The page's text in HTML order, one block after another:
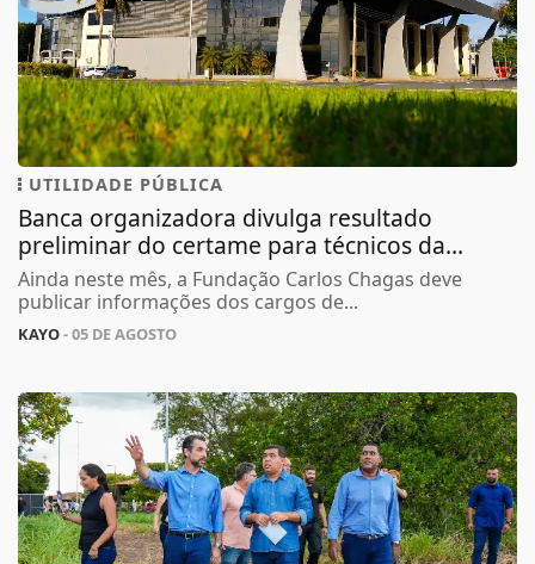
UTILIDADE PÚBLICA
Banca organizadora divulga resultado
preliminar do certame para técnicos da...
Ainda neste mês, a Fundação Carlos Chagas deve
publicar informações dos cargos de...
KAYO- 05 DE AGOSTO